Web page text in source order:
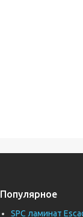
Популярное
SPC ламинат